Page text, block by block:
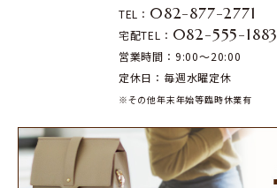
TEL： 082-877-2771
宅配TEL： 082-555-1883
営業時間：9:00～20:00
定休日：毎週水曜定休
※その他年末年始等臨時休業有